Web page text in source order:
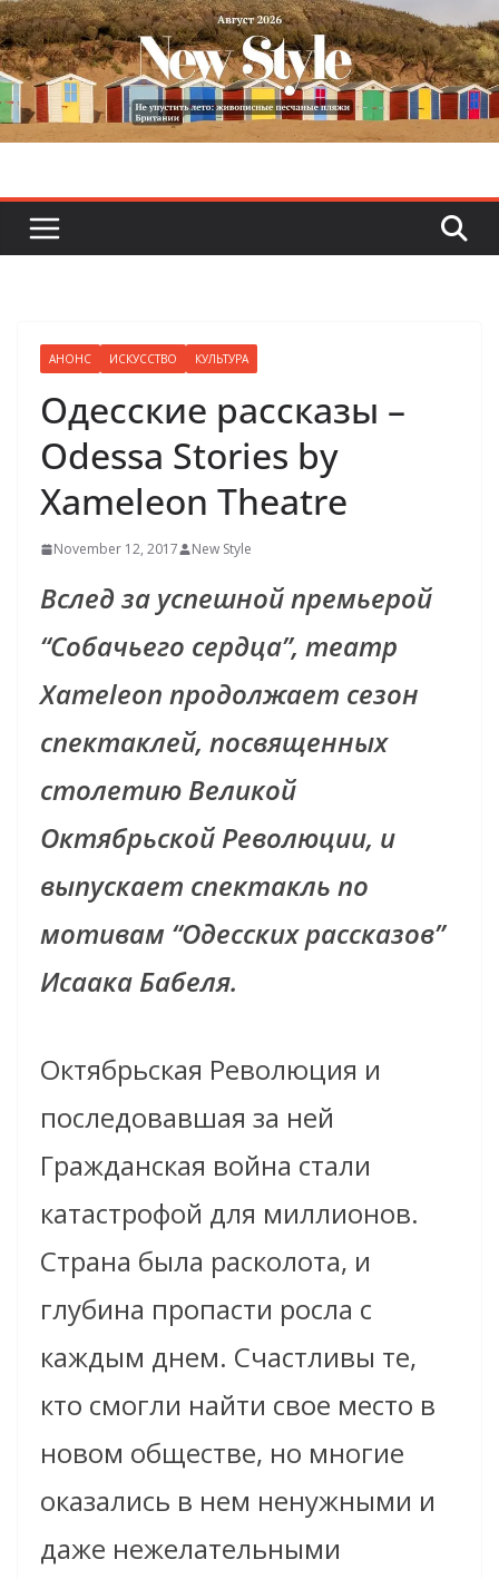
Skip
to
content
АНОНС ИСКУССТВО КУЛЬТУРА
Одесские рассказы –
Odessa Stories by
Xameleon Theatre
November 12, 2017 New Style
Вслед за успешной премьерой
“Собачьего сердца”, театр
Xameleon продолжает сезон
спектаклей, посвященных
столетию Великой
Октябрьской Революции, и
выпускает спектакль по
мотивам “Одесских рассказов”
Исаака Бабеля.
Октябрьская Революция и
последовавшая за ней
Гражданская война стали
катастрофой для миллионов.
Страна была расколота, и
глубина пропасти росла с
каждым днем. Счастливы те,
кто смогли найти свое место в
новом обществе, но многие
оказались в нем ненужными и
даже нежелательными